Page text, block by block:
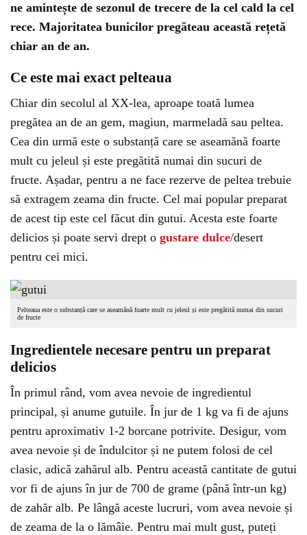
ne amintește de sezonul de trecere de la cel cald la cel
rece. Majoritatea bunicilor pregăteau această rețetă
chiar an de an.
Ce este mai exact pelteaua
Chiar din secolul al XX-lea, aproape toată lumea
pregătea an de an gem, magiun, marmeladă sau peltea.
Cea din urmă este o substanță care se aseamănă foarte
mult cu jeleul și este pregătită numai din sucuri de
fructe. Așadar, pentru a ne face rezerve de peltea trebuie
să extragem zeama din fructe. Cel mai popular preparat
de acest tip este cel făcut din gutui. Acesta este foarte
delicios și poate servi drept o gustare dulce/desert
pentru cei mici.
Pelteaua este o substanță care se aseamănă foarte mult cu jeleul și este pregătită numai din sucuri
de fructe
Ingredientele necesare pentru un preparat
delicios
În primul rând, vom avea nevoie de ingredientul
principal, și anume gutuile. În jur de 1 kg va fi de ajuns
pentru aproximativ 1-2 borcane potrivite. Desigur, vom
avea nevoie și de îndulcitor și ne putem folosi de cel
clasic, adică zahărul alb. Pentru această cantitate de gutui
vor fi de ajuns în jur de 700 de grame (până într-un kg)
de zahăr alb. Pe lângă aceste lucruri, vom avea nevoie și
de zeama de la o lămâie. Pentru mai mult gust, puteți